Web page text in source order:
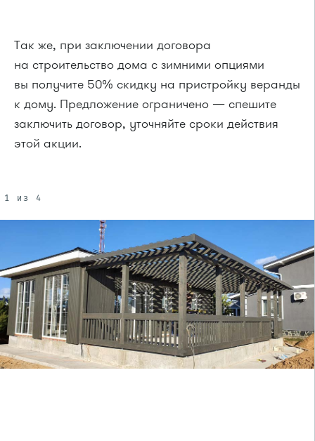
Так же, при заключении договора
на строительство дома с зимними опциями
вы получите 50% скидку на пристройку веранды
к дому. Предложение ограничено — спешите
заключить договор, уточняйте сроки действия
этой акции.
1 из 4